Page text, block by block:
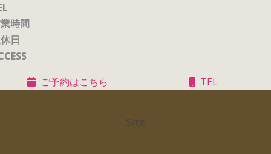
時間
日
ご予約はこちら
TEL
Site